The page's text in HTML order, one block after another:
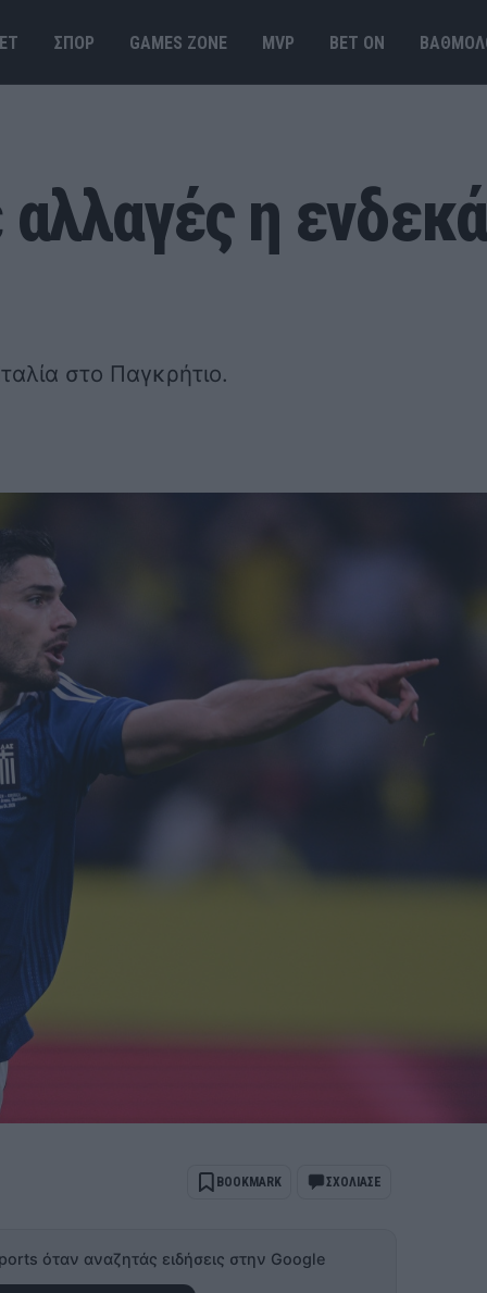
ΣΠΟΡ GAMES ΖΟΝΕ MVP BET ΟΝ
η
στο Παγκρήτιο.
BOOKMARK ΣΧΟΛΙΑΣΕ
όταν αναζητάς ειδήσεις στην Google